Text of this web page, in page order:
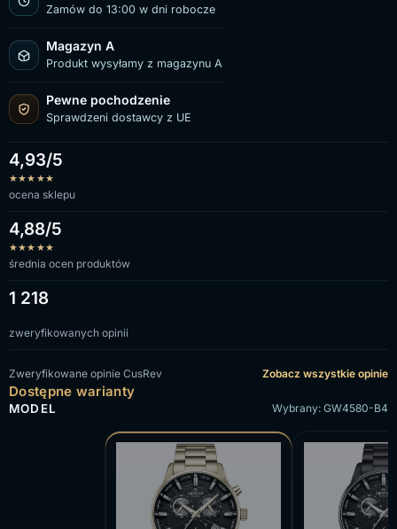
Zamów do 13:00 w dni robocze
Magazyn A
Produkt wysyłamy z magazynu A
Pewne pochodzenie
Sprawdzeni dostawcy z UE
4,93/5
★★★ ★★
ocena sklepu
4,88/5
★★★ ★★
średnia ocen produktów
1 218
zweryfikowanych opinii
Zweryfikowane opinie CusRev Zobacz wszystkie opinie
Dostępne warianty
MODEL Wybrany: GW4580-B4